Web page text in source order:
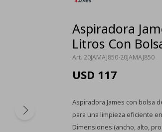
Aspiradora
Litros Con
20JAMAJ850-20JAMAJ850
USD 117
Aspiradora James con bolsa
para una limpieza eficiente
Dimensiones:(ancho, alto,